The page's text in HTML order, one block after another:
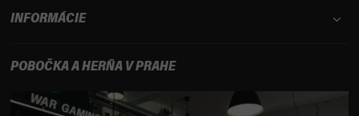
INFORMÁCIE
POBOČKA A HERŇA V PRAHE